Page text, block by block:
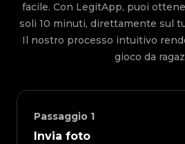
facile. Con LegitApp, puoi
soli 10 minuti, direttamente sul
Il nostro processo intuitivo
gioco da
Passaggio 1
Invia foto